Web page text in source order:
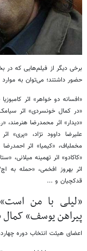
برخی دیگر از فیلم‌هایی که
حضور داشتند؛ می‌توان به موارد
«افسانه دو خواهر» اثر
«در کمال خونسردی» اثر
«دیدار» اثر محمدرضا هنرمند،
علیرضا داوود نژاد، «پری»
مخملباف، «کیمیا» اثر
«کاکادو» اثر تهمینه میلانی،
قدکچیان و ...
«لیلی با من
پیراهن یوسف» کمال
اعضای هیئت انتخاب دوره